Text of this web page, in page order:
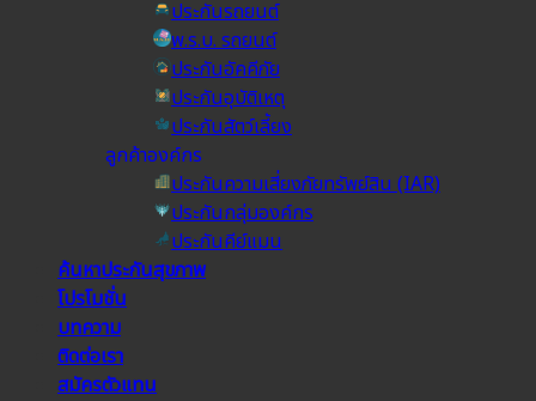
ประกันรถยนต์
พ.ร.บ. รถยนต์
ประกันอัคคีภัย
ประกันอุบัติเหตุ
ประกันสัตว์เลี้ยง
ลูกค้าองค์กร
ประกันความเสี่ยงภัยทรัพย์สิน (IAR)
ประกันกลุ่มองค์กร
ประกันคีย์แมน
ค้นหาประกันสุขภาพ
โปรโมชั่น
บทความ
ติดต่อเรา
สมัครตัวแทน